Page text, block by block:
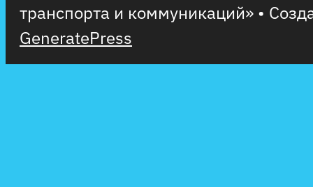
транспорта и коммуникаций» •
GeneratePress